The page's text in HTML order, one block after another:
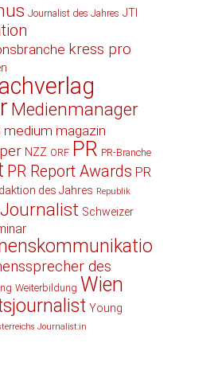
Journalist des Jahres JTI
kress pro
Medienmanager
medium magazin
NZZ ORF PR PR-Branche
PR Report Awards PR
des Jahres Republik
Schweizer
des
Weiterbildung Wien
Young
Journalist:in